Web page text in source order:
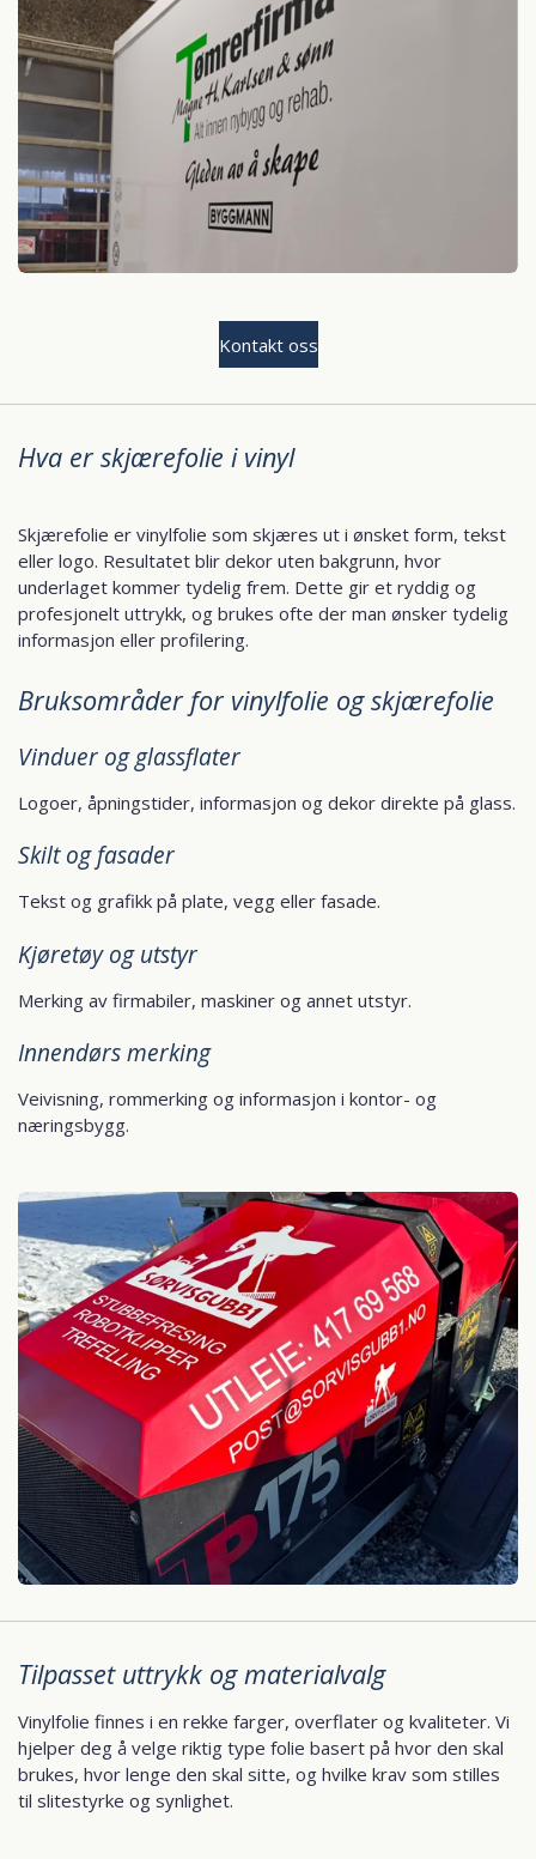
Kontakt oss
Hva er skjærefolie i vinyl
Skjærefolie er vinylfolie som skjæres ut i ønsket form, tekst
eller logo. Resultatet blir dekor uten bakgrunn, hvor
underlaget kommer tydelig frem. Dette gir et ryddig og
profesjonelt uttrykk, og brukes ofte der man ønsker tydelig
informasjon eller profilering.
Bruksområder for vinylfolie og skjærefolie
Vinduer og glassflater
Logoer, åpningstider, informasjon og dekor direkte på glass.
Skilt og fasader
Tekst og grafikk på plate, vegg eller fasade.
Kjøretøy og utstyr
Merking av firmabiler, maskiner og annet utstyr.
Innendørs merking
Veivisning, rommerking og informasjon i kontor- og
næringsbygg.
Tilpasset uttrykk og materialvalg
Vinylfolie finnes i en rekke farger, overflater og kvaliteter. Vi
hjelper deg å velge riktig type folie basert på hvor den skal
brukes, hvor lenge den skal sitte, og hvilke krav som stilles
til slitestyrke og synlighet.